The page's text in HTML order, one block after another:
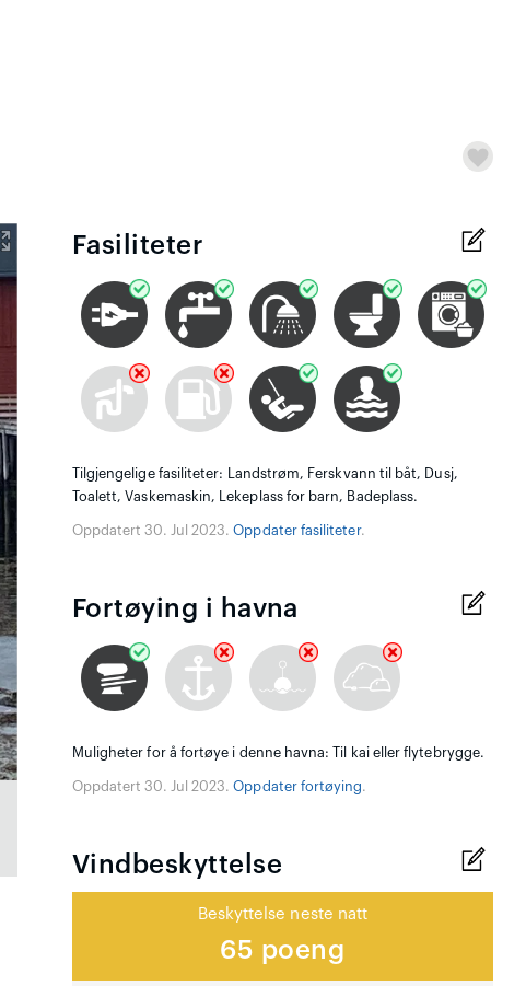
Fasiliteter
Tilgjengelige fasiliteter: Landstrøm, Ferskvann til båt, Dusj,
Toalett, Vaskemaskin, Lekeplass for barn, Badeplass.
Oppdatert 30. Jul 2023.Oppdater fasiliteter.
Fortøying i havna
Muligheter for å fortøye i denne havna: Til kai eller flytebrygge.
Oppdatert 30. Jul 2023.Oppdater fortøying.
Vindbeskyttelse
Beskyttelse neste natt
65 poeng